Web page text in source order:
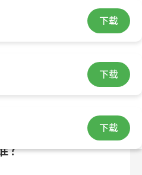
下载
下载
下载
大，能满足多
使用时会遇困
？